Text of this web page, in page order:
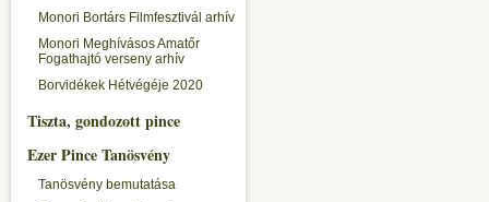
Monori Bortárs Filmfesztivál arhív
Monori Meghívásos Amatőr
Fogathajtó verseny arhív
Borvidékek Hétvégéje 2020
Tiszta, gondozott pince
Ezer Pince Tanösvény
Tanösvény bemutatása